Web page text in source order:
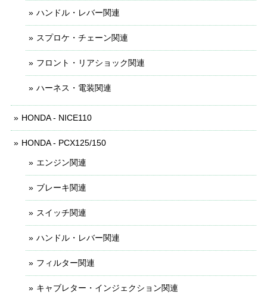
ハンドル・レバー関連
スプロケ・チェーン関連
フロント・リアショック関連
ハーネス・電装関連
HONDA - NICE110
HONDA - PCX125/150
エンジン関連
ブレーキ関連
スイッチ関連
ハンドル・レバー関連
フィルター関連
キャブレター・インジェクション関連